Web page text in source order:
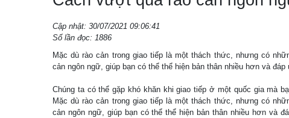
Cập nhật: 30/07/2021 09:06:41
Số lần đọc: 1886
Mặc dù rào cản trong giao tiếp là một thách thức, nhưng có
cản ngôn ngữ, giúp bạn có thể thể hiện bản thân nhiều hơn và
Chúng ta có thể gặp khó khăn khi giao tiếp ở một quốc gia mà
Mặc dù rào cản trong giao tiếp là một thách thức, nhưng có
cản ngôn ngữ, giúp bạn có thể thể hiện bản thân nhiều hơn và